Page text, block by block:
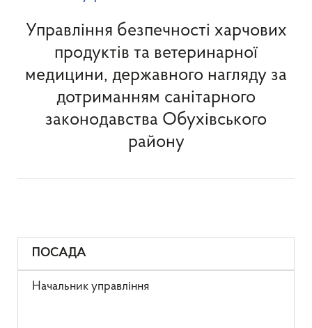
Управління безпечності харчових
продуктів та ветеринарної
медицини, державного нагляду за
дотриманням санітарного
законодавства Обухівського
району
ПОСАДА
Начальник управління